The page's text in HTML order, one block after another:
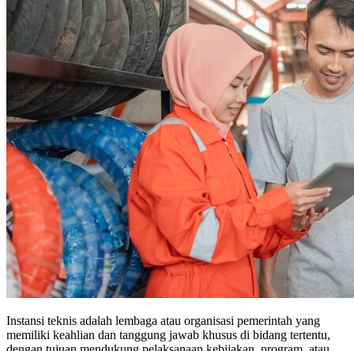
Instansi teknis adalah lembaga atau organisasi pemerintah yang
memiliki keahlian dan tanggung jawab khusus di bidang tertentu,